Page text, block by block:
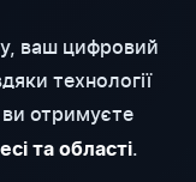
ваш цифровий
технології
отримуєте
та області.